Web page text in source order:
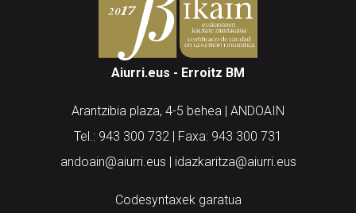
Aiurri.eus - Erroitz BM
Arantzibia plaza, 4-5 behea | ANDOAIN
Tel.: 943 300 732 | Faxa: 943 300 731
andoain@aiurri.eus | idazkaritza@aiurri.eus
Codesyntaxek garatua